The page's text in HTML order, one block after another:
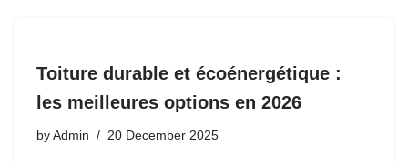
Toiture durable et écoénergétique :
les meilleures options en 2026
by Admin 20 December 2025